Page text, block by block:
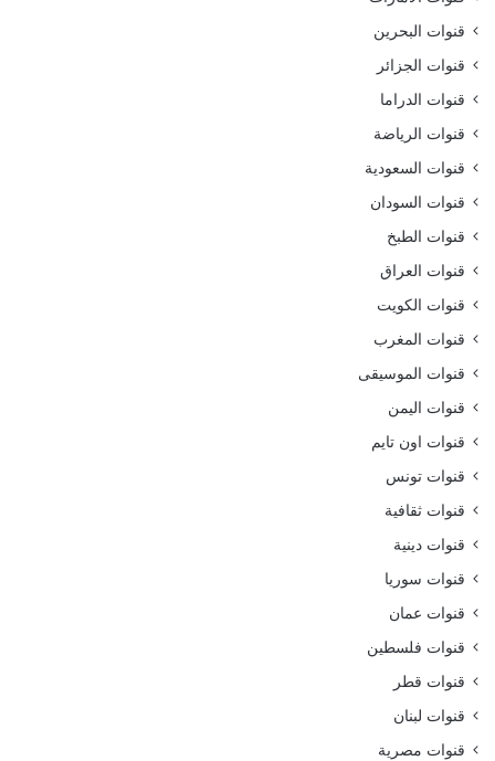
قنوات البحرين
قنوات الجزائر
قنوات الدراما
قنوات الرياضة
قنوات السعودية
قنوات السودان
قنوات الطبخ
قنوات العراق
قنوات الكويت
قنوات المغرب
قنوات الموسيقى
قنوات اليمن
قنوات اون تايم
قنوات تونس
قنوات ثقافية
قنوات دينية
قنوات سوريا
قنوات عمان
قنوات فلسطين
قنوات قطر
قنوات لبنان
قنوات مصرية